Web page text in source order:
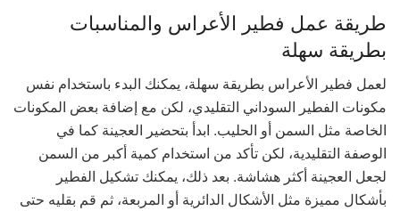
طريقة عمل فطير الأعراس والمناسبات
بطريقة سهلة
لعمل فطير الأعراس بطريقة سهلة، يمكنك البدء باستخدام نفس
مكونات الفطير السوداني التقليدي، لكن مع إضافة بعض المكونات
الخاصة مثل السمن أو الحليب. ابدأ بتحضير العجينة كما في
الوصفة التقليدية، لكن تأكد من استخدام كمية أكبر من السمن
لجعل العجينة أكثر هشاشة. بعد ذلك، يمكنك تشكيل الفطير
بأشكال مميزة مثل الأشكال الدائرية أو المربعة، ثم قم بقليه حتى